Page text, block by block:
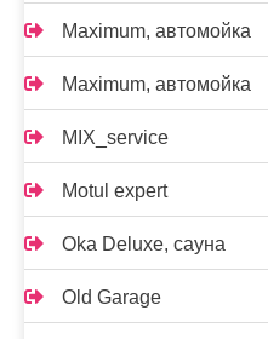
Maximum, автомойка
Maximum, автомойка
MIX_service
Motul expert
Oka Deluxe, сауна
Old Garage